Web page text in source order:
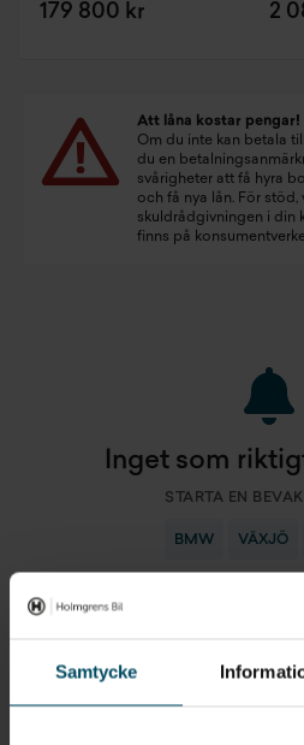
Samtycke
179 800 kr 2
Att låna kostar pengar!
Om du inte kan betala
du en
svårigheter att få hyra
och få nya lån. För
skuldrådgivningen i din
finns på
Inget som
STARTA EN
BMW VÄXJÖ
Fyll in din e-postadress så